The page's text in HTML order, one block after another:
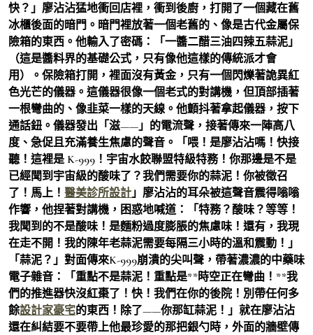
快？」廖沾沾猛地衝回店裡，衝到後廚，打開了一個藏在舊
冰櫃後面的暗門。暗門裡放著一個老舊的、像是古代金屬保
險箱的東西。他輸入了密碼：「一醬二醋三油四辣五蒜泥」
（這是醬料界的基礎公式，只有像他這樣的傳統派才會
用）。保險箱打開，裡面沒有黃金，只有一個閃爍著詭異紅
色光芒的儀器。這儀器很像一個老式的對講機，但頂部插著
一根彎曲的、像韭菜一樣的天線。他顫抖著拿起儀器，按下
通話鈕。儀器發出「滋——」的電流聲，接著傳來一陣高八
度、急促且充滿養生焦慮的聲音。「喂！是廖沾沾嗎！快接
聽！這裡是 K-999！宇宙水餃聯盟特級特務！你那邊是不是
已經聞到宇宙級的酸味了？我們需要你的蒜泥！你被徵召
了！馬上！ 醫美診所設計 」廖沾沾的耳朵被這聲音震得嗡嗡
作響，他捏著對講機，困惑地喊道：「特務？酸味？等等！
我聞到的不是酸味！是麵粉過度膨脹的焦慮味！還有，我現
在走不開！我的陳年老蒜泥需要每隔三小時的溫和震動！」
「蒜泥？」對面傳來K-999崩潰的尖叫聲，帶著濃濃的中藥味
電子雜音：「重點不是蒜泥！重點是**時空正在彎曲！**我
們的推進器快沒紅棗了！快！我們在你的後院！別帶任何多
餘設計家豪宅的東西！除了——你那缸蒜泥！」就在廖沾沾
還在糾結要不要帶上他最珍愛的那把銀勺時，外面的牆壁傳